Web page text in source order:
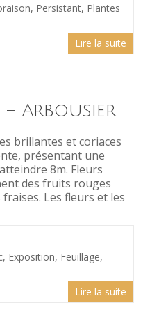
, Persistant, Plantes
Lire la suite
Arbousier
brillantes et coriaces
présentant une
8m. Fleurs
des fruits rouges
Les fleurs et les
, Exposition, Feuillage,
Lire la suite